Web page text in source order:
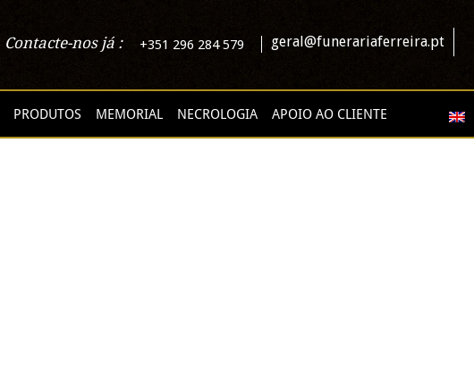
Contacte-nos já : +351 296 284 579 geral@funerariaferreira.pt
PRODUTOS MEMORIAL NECROLOGIA APOIO AO CLIENTE